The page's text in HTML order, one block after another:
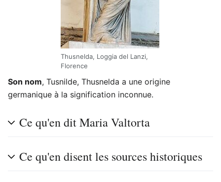
Thusnelda, Loggia del Lanzi,
Florence
Son nom, Tusnilde, Thusnelda a une origine
germanique à la signification inconnue.
Ce qu'en dit Maria Valtorta
Ce qu'en disent les sources historiques